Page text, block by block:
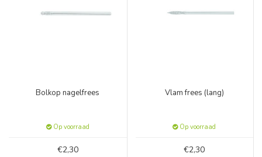
Bolkop nagelfrees
Op voorraad
€2,30
Vlam frees (lang)
Op voorraad
€2,30